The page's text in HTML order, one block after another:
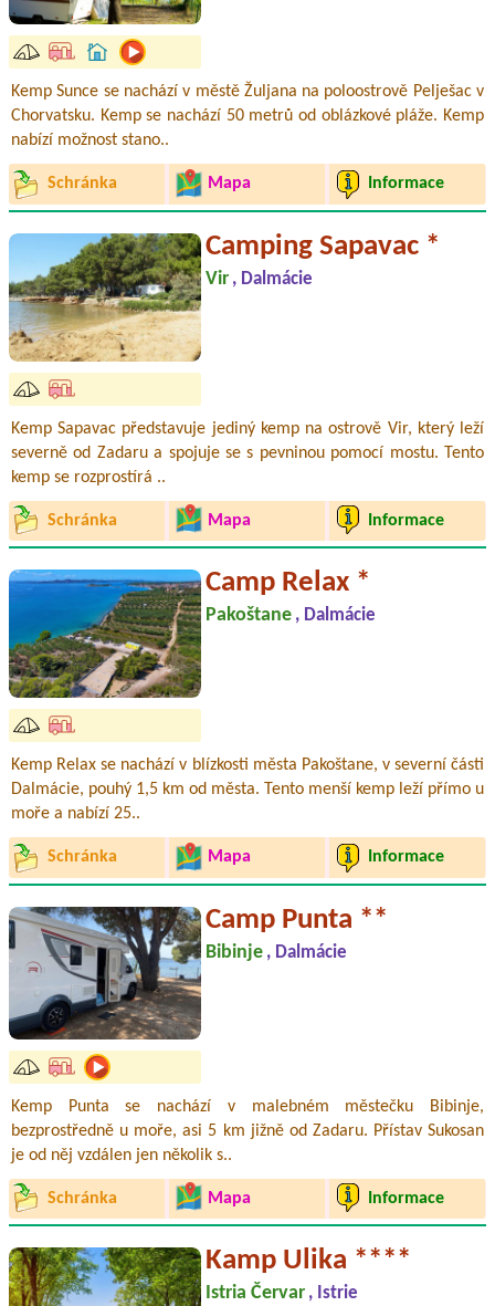
Kemp Sunce se nachází v městě Žuljana na poloostrově Pelješac v
Chorvatsku. Kemp se nachází 50 metrů od oblázkové pláže. Kemp
nabízí možnost stano..
Schránka Mapa Informace
Camping Sapavac *
Vir , Dalmácie
Kemp Sapavac představuje jediný kemp na ostrově Vir, který leží
severně od Zadaru a spojuje se s pevninou pomocí mostu. Tento
kemp se rozprostírá ..
Schránka Mapa Informace
Camp Relax *
Pakoštane , Dalmácie
Kemp Relax se nachází v blízkosti města Pakoštane, v severní části
Dalmácie, pouhý 1,5 km od města. Tento menší kemp leží přímo u
moře a nabízí 25..
Schránka Mapa Informace
Camp Punta **
Bibinje , Dalmácie
Kemp Punta se nachází v malebném městečku Bibinje,
bezprostředně u moře, asi 5 km jižně od Zadaru. Přístav Sukosan
je od něj vzdálen jen několik s..
Schránka Mapa Informace
Kamp Ulika ****
Istria Červar , Istrie